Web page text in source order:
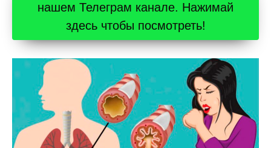
нашем Телеграм канале. Нажимай
здесь чтобы посмотреть!